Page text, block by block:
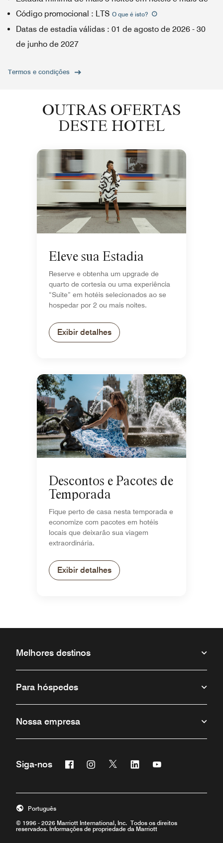
Código promocional : LTS O que é isto?
Datas de estadia válidas : 01 de agosto de 2026 - 30
de junho de 2027
Termos e condições
OUTRAS OFERTAS
DESTE HOTEL
Eleve sua Estadia
Reserve e obtenha um upgrade de
quarto de cortesia ou uma experiência
“Suite” em hotéis selecionados ao se
hospedar por 2 ou mais noites.
Exibir detalhes
Descontos e Pacotes de
Temporada
Fique perto de casa nesta temporada e
economize com pacotes em hotéis
locais que deixarão sua viagem
extraordinária.
Exibir detalhes
Melhores destinos
Para hóspedes
Nossa empresa
Siga-nos FacebookInstagram
Twitter Linkedin
© 1996 - 2026 Marriott International, Inc. Todos os direitos
reservados. Informações de propriedade da Marriott
Português